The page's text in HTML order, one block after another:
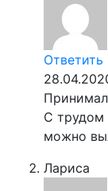
Ответить
С трудом
можно
Лариса